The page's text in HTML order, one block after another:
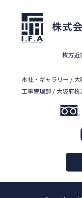
枚方近
本社・ギャラリー /
工事管理部 / 大阪府